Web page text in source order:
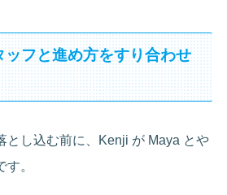
フと進め方をすり合わせ
とし込む前に、Kenji が Maya とや
。